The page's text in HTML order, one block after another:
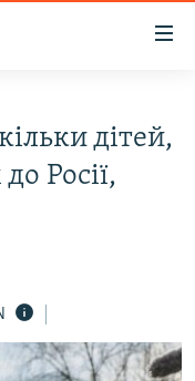
дітей,
Росії,